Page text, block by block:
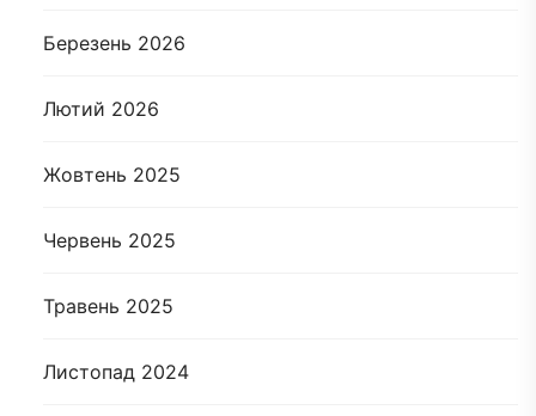
Березень 2026
Лютий 2026
Жовтень 2025
Червень 2025
Травень 2025
Листопад 2024